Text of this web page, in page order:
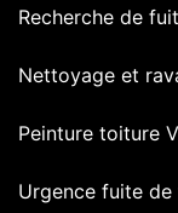
Recherche de
Nettoyage et
Peinture toiture
Urgence fuite